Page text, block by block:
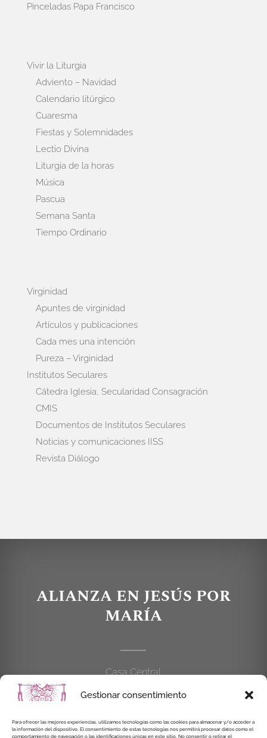
Gestionar consentimiento
Para ofrecer las mejores experiencias, utilizamos tecnologías como las cookies para almacenar y/o acceder a
la información del dispositivo. El consentimiento de estas tecnologías nos permitirá procesar datos como el
comportamiento de navegación o las identificaciones únicas en este sitio. No consentir o retirar el
Pinceladas Papa Francisco
Vivir la Liturgia
Adviento – Navidad
Calendario litúrgico
Cuaresma
Fiestas y Solemnidades
Lectio Divina
Liturgia de la horas
Música
Pascua
Semana Santa
Tiempo Ordinario
Virginidad
Apuntes de virginidad
Artículos y publicaciones
Cada mes una intención
Pureza – Virginidad
Institutos Seculares
Cátedra Iglesia, Secularidad Consagración
CMIS
Documentos de Institutos Seculares
Noticias y comunicaciones IISS
Revista Diálogo
ALIANZA EN JESÚS POR
MARÍA
Casa Central
C/Cardenal Cisneros, 55
914 462 114